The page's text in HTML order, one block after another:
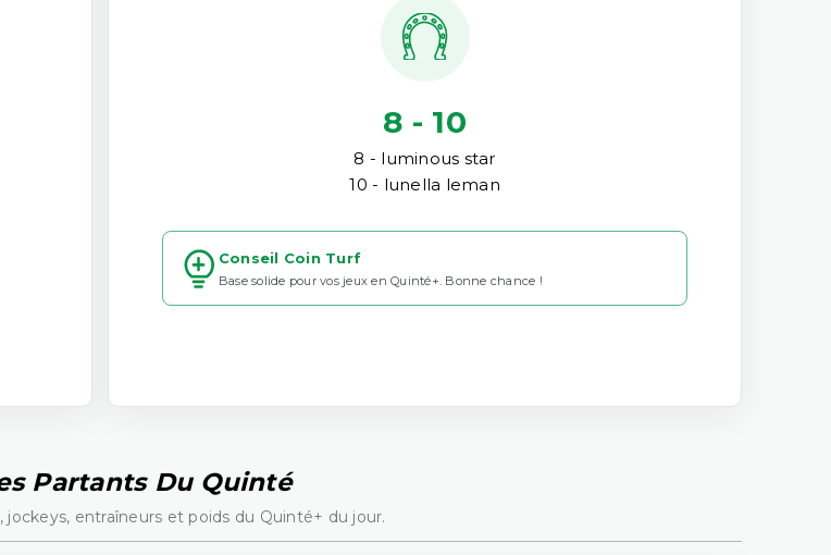
8 - 10
8 - luminous star
10 - lunella leman
Conseil Coin Turf
Base solide pour vos jeux en Quinté+. Bonne chance !
Partants Du Quinté
jockeys, entraîneurs et poids du Quinté+ du jour.